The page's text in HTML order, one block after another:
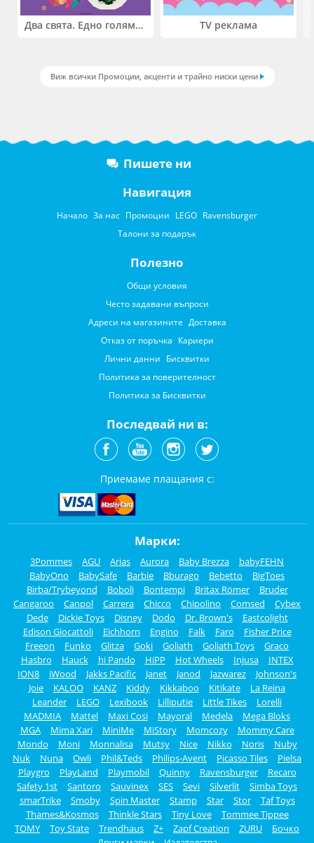
Два свята. Едно голямо приключение. Купи 2 продукта LEGO® Friends и/или LEGO® Minecraft и вземи -27% TV реклама
Виж всички Промоции, акценти и трайно ниски цени
Пишете ни
Навигация
Начало За нас Промоции LEGO Ravensburger
Талони за подарък
Полезно
Общи условия
Често задавани въпроси
Адреси на магазините Доставка
Отказ от поръчка Кариери
Лични данни Бисквитки
Политика за поверителност
Политика за Бисквитки
Последвай ни в:
Приемаме плащания с:
Марки:
3Pommes AGU Arias Aurora Baby Brezza
babyFEHN
BabyOno
BabySafe Barbie Bburago Bebetto
BigToes
Birba/Trybeyond
Boboli Bontempi Britax Römer
Bruder
Cangaroo
Canpol Carrera Chicco Chipolino Comsed
Cybex
Dede
Dickie Toys Disney Dodo Dr. Brown's
Eastcolight
Edison Giocattoli
Eichhorn Engino Falk Faro
Fisher Price
Freeon
Funko Glitza Goki Goliath Goliath Toys
Graco
Hasbro
Hauck hi Pando HiPP Hot Wheels Injusa
INTEX
ION8
iWood Jakks Pacific Janet Janod Jazwarez
Johnson's
Joie
KALOO KANZ Kiddy Kikkaboo Kitikate
La Reina
Leander
LEGO Lexibook Lilliputie Little Tikes
Lorelli
MADMIA
Mattel Maxi Cosi Mayoral Medela
Mega Bloks
MGA
Mima Xari MiniMe MiStory Momcozy
Mommy Care
Mondo
Moni Monnalisa Mutsy Nice Nikko Noris
Nuby
Nuk
Nuna Owli Phil&Teds Philips-Avent Picasso Tiles
Pielsa
Playgro
PlayLand Playmobil Quinny Ravensburger
Recaro
Safety 1st
Santoro Sauvinex SES Sevi Silverlit
Simba Toys
smarTrike
Smoby Spin Master Stamp Star Stor
Taf Toys
Thames&Kosmos
Thinkle Stars Tiny Love
Tommee Tippee
TOMY
Toy State Trendhaus Z+ Zapf Creation ZURU
Бочко